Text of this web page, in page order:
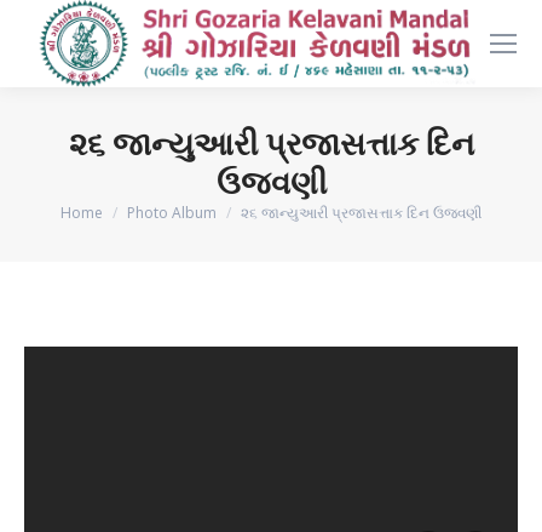
૨૬ જાન્યુઆરી પ્રજાસત્તાક દિન
ઉજવણી
You are here:
Home Photo Album ૨૬ જાન્યુઆરી પ્રજાસત્તાક દિન ઉજવણી